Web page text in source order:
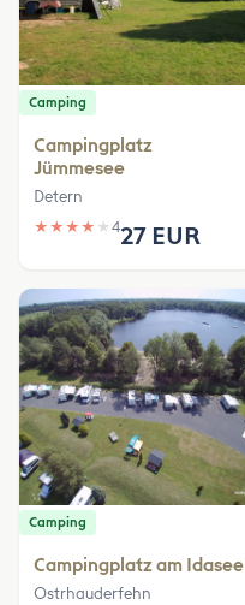
Camping
Campingplatz
Jümmesee
Detern
★ ★ ★ ★ ★ 427 EUR
Camping
Campingplatz am Idasee
Ostrhauderfehn